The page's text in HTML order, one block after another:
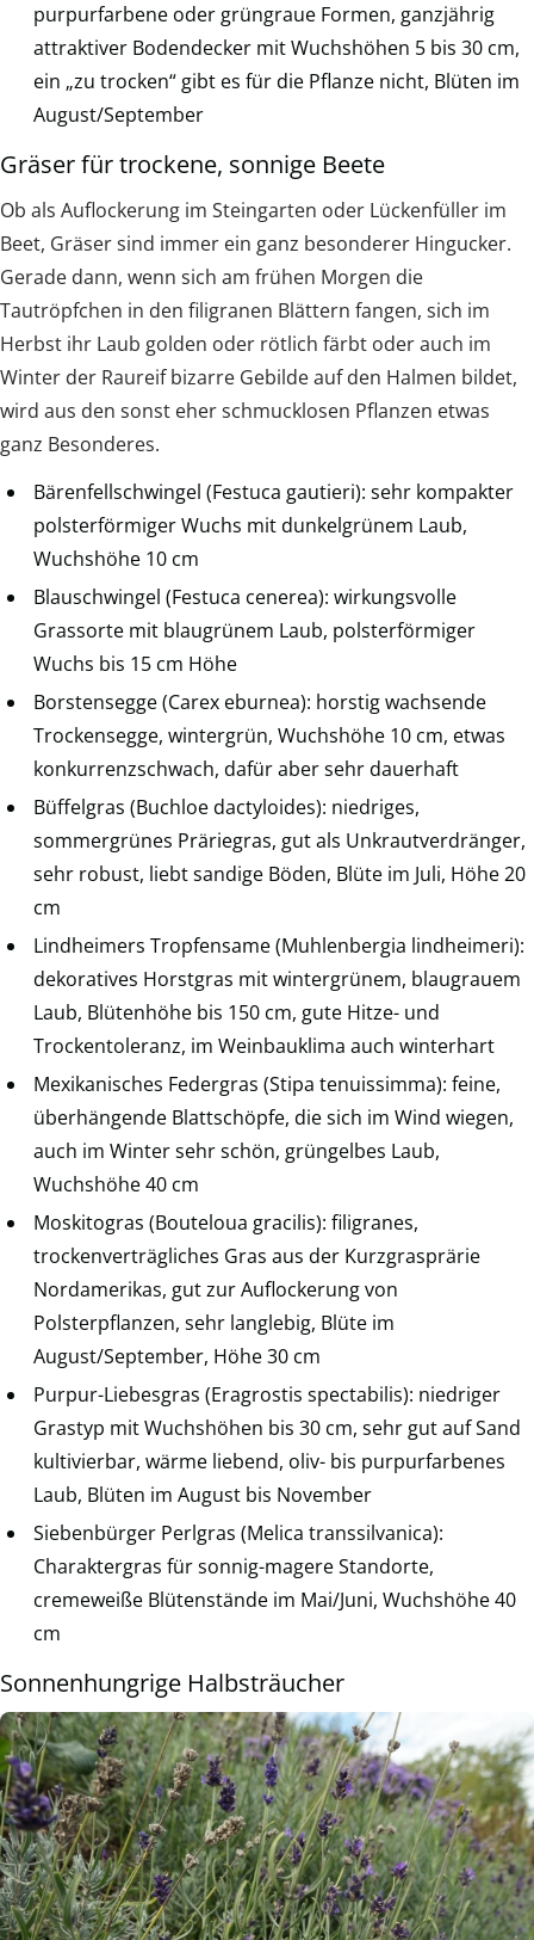
purpurfarbene oder grüngraue Formen, ganzjährig
attraktiver Bodendecker mit Wuchshöhen 5 bis 30 cm,
ein „zu trocken“ gibt es für die Pflanze nicht, Blüten im
August/September
Gräser für trockene, sonnige Beete
Ob als Auflockerung im Steingarten oder Lückenfüller im
Beet, Gräser sind immer ein ganz besonderer Hingucker.
Gerade dann, wenn sich am frühen Morgen die
Tautröpfchen in den filigranen Blättern fangen, sich im
Herbst ihr Laub golden oder rötlich färbt oder auch im
Winter der Raureif bizarre Gebilde auf den Halmen bildet,
wird aus den sonst eher schmucklosen Pflanzen etwas
ganz Besonderes.
Bärenfellschwingel (Festuca gautieri): sehr kompakter
polsterförmiger Wuchs mit dunkelgrünem Laub,
Wuchshöhe 10 cm
Blauschwingel (Festuca cenerea): wirkungsvolle
Grassorte mit blaugrünem Laub, polsterförmiger
Wuchs bis 15 cm Höhe
Borstensegge (Carex eburnea): horstig wachsende
Trockensegge, wintergrün, Wuchshöhe 10 cm, etwas
konkurrenzschwach, dafür aber sehr dauerhaft
Büffelgras (Buchloe dactyloides): niedriges,
sommergrünes Präriegras, gut als Unkrautverdränger,
sehr robust, liebt sandige Böden, Blüte im Juli, Höhe 20
cm
Lindheimers Tropfensame (Muhlenbergia lindheimeri):
dekoratives Horstgras mit wintergrünem, blaugrauem
Laub, Blütenhöhe bis 150 cm, gute Hitze- und
Trockentoleranz, im Weinbauklima auch winterhart
Mexikanisches Federgras (Stipa tenuissimma): feine,
überhängende Blattschöpfe, die sich im Wind wiegen,
auch im Winter sehr schön, grüngelbes Laub,
Wuchshöhe 40 cm
Moskitogras (Bouteloua gracilis): filigranes,
trockenverträgliches Gras aus der Kurzgrasprärie
Nordamerikas, gut zur Auflockerung von
Polsterpflanzen, sehr langlebig, Blüte im
August/September, Höhe 30 cm
Purpur-Liebesgras (Eragrostis spectabilis): niedriger
Grastyp mit Wuchshöhen bis 30 cm, sehr gut auf Sand
kultivierbar, wärme liebend, oliv- bis purpurfarbenes
Laub, Blüten im August bis November
Siebenbürger Perlgras (Melica transsilvanica):
Charaktergras für sonnig-magere Standorte,
cremeweiße Blütenstände im Mai/Juni, Wuchshöhe 40
cm
Sonnenhungrige Halbsträucher